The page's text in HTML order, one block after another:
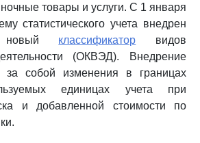
товары и услуги. С 1 января
статистического учета внедрен
новый классификатор видов
(ОКВЭД). Внедрение
за собой изменения в границах
единицах учета при
и добавленной стоимости по